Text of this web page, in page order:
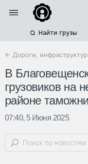
Найти грузы
← Дороги,
В
грузовиков на
районе таможни
07:40, 5 Июня 2025